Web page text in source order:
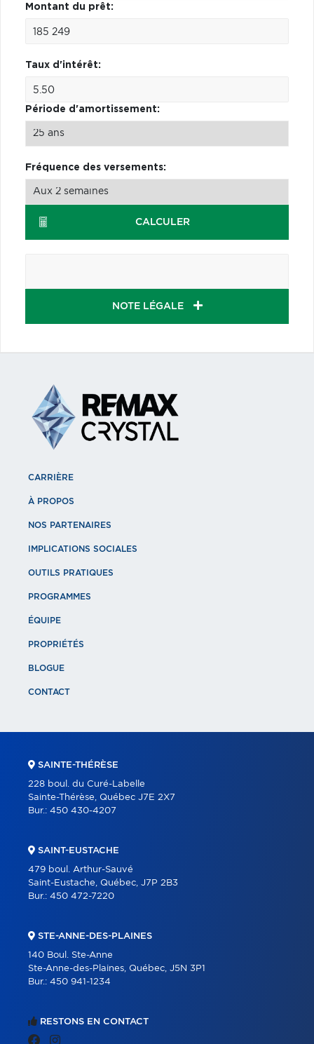
Montant du prêt:
Taux d'intérêt:
Période d'amortissement:
Fréquence des versements:
CALCULER
NOTE LÉGALE
CARRIÈRE
À PROPOS
NOS PARTENAIRES
IMPLICATIONS SOCIALES
OUTILS PRATIQUES
PROGRAMMES
ÉQUIPE
PROPRIÉTÉS
BLOGUE
CONTACT
RESTONS EN CONTACT
SAINTE-THÉRÈSE
228 boul. du Curé-Labelle
Sainte-Thérèse, Québec J7E 2X7
Bur.: 450 430-4207
SAINT-EUSTACHE
479 boul. Arthur-Sauvé
Saint-Eustache, Québec, J7P 2B3
Bur.: 450 472-7220
STE-ANNE-DES-PLAINES
140 Boul. Ste-Anne
Ste-Anne-des-Plaines, Québec, J5N 3P1
Bur.: 450 941-1234